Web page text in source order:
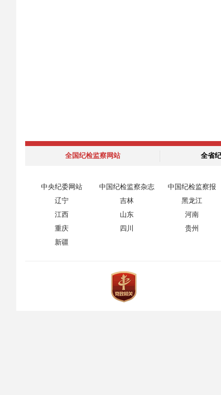
全国纪检监察网站 全省
中央纪委网站 中国纪检监察杂志
中国纪检监察报
辽宁
吉林
黑龙江
江西
山东
河南
重庆
四川
贵州
新疆